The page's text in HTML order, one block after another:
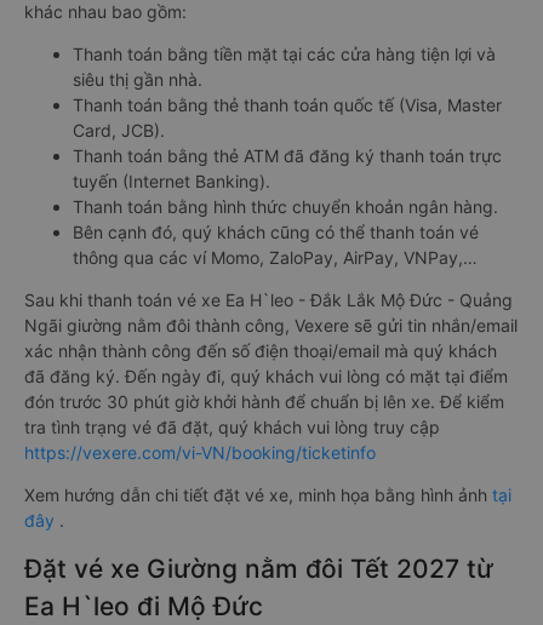
khác nhau bao gồm:
Thanh toán bằng tiền mặt tại các cửa hàng tiện lợi và
siêu thị gần nhà.
Thanh toán bằng thẻ thanh toán quốc tế (Visa, Master
Card, JCB).
Thanh toán bằng thẻ ATM đã đăng ký thanh toán trực
tuyến (Internet Banking).
Thanh toán bằng hình thức chuyển khoản ngân hàng.
Bên cạnh đó, quý khách cũng có thể thanh toán vé
thông qua các ví Momo, ZaloPay, AirPay, VNPay,…
Sau khi thanh toán vé xe Ea H`leo - Đắk Lắk Mộ Đức - Quảng
Ngãi giường nằm đôi thành công, Vexere sẽ gửi tin nhắn/email
xác nhận thành công đến số điện thoại/email mà quý khách
đã đăng ký. Đến ngày đi, quý khách vui lòng có mặt tại điểm
đón trước 30 phút giờ khởi hành để chuẩn bị lên xe. Để kiểm
tra tình trạng vé đã đặt, quý khách vui lòng truy cập
https://vexere.com/vi-VN/booking/ticketinfo
Xem hướng dẫn chi tiết đặt vé xe, minh họa bằng hình ảnh tại
đây .
Đặt vé xe Giường nằm đôi Tết 2027 từ
Ea H`leo đi Mộ Đức